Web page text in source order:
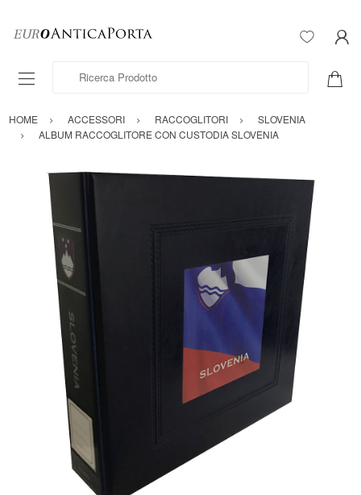
Ricerca Prodotto
HOME ACCESSORI RACCOGLITORI
SLOVENIA
ALBUM RACCOGLITORE CON CUSTODIA SLOVENIA